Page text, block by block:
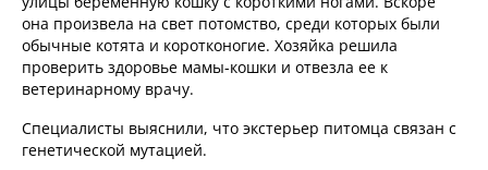
она произвела на свет потомство, среди которых были
обычные котята и коротконогие. Хозяйка решила
проверить здоровье мамы-кошки и отвезла ее к
ветеринарному врачу.
Специалисты выяснили, что экстерьер питомца связан с
генетической мутацией.